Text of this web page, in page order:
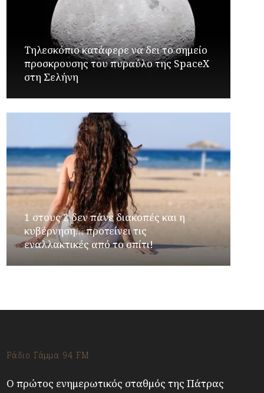
Τηλεσκόπιο κατάφερε να δει το σημείο
προσκρουσης του πυραύλο της SpaceX
στη Σελήνη
1 στους 2 δεν πάνε διακοπές και η
κυβέρνηση… προτείνει τις
εναλλακτικές από το σπίτι!
Ράδιο Γάμμα 94 FM
Ο πρώτος ενημερωτικός σταθμός της Πάτρας